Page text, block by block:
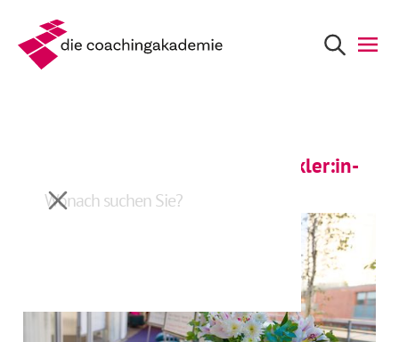
Infoabend Organisationsentwickler:in-
Ausbildung